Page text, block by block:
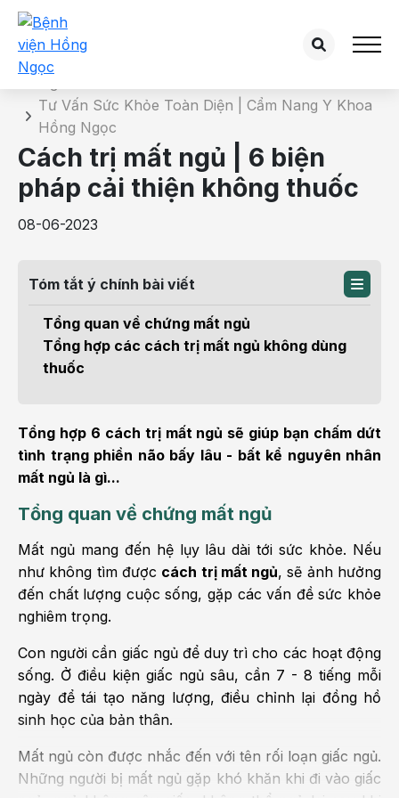
Chi tiết bài tư vấn
Tư Vấn Sức Khỏe Toàn Diện | Cẩm Nang Y Khoa
Hồng Ngọc
Cách trị mất ngủ | 6 biện
pháp cải thiện không thuốc
08-06-2023
Tóm tắt ý chính bài viết
Tổng quan về chứng mất ngủ
Tổng hợp các cách trị mất ngủ không dùng
thuốc
Tổng hợp 6 cách trị mất ngủ sẽ giúp bạn chấm dứt
tình trạng phiền não bấy lâu - bất kể nguyên nhân
mất ngủ là gì...
Tổng quan về chứng mất ngủ
Mất ngủ mang đến hệ lụy lâu dài tới sức khỏe. Nếu
như không tìm được cách trị mất ngủ, sẽ ảnh hưởng
đến chất lượng cuộc sống, gặp các vấn đề sức khỏe
nghiêm trọng.
Con người cần giấc ngủ để duy trì cho các hoạt động
sống. Ở điều kiện giấc ngủ sâu, cần 7 - 8 tiếng mỗi
ngày để tái tạo năng lượng, điều chỉnh lại đồng hồ
sinh học của bản thân.
Mất ngủ còn được nhắc đến với tên rối loạn giấc ngủ.
Những người bị mất ngủ gặp khó khăn khi đi vào giấc